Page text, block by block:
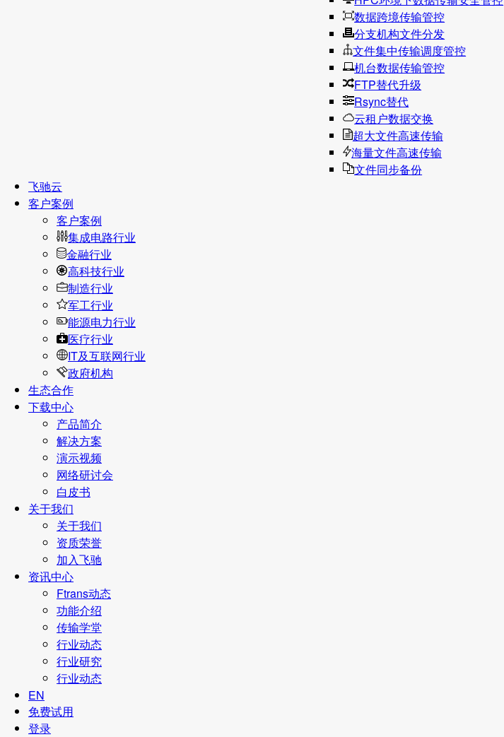
数据跨境传输管控
分支机构文件分发
文件集中传输调度管控
机台数据传输管控
FTP替代升级
Rsync替代
云租户数据交换
超大文件高速传输
海量文件高速传输
文件同步备份
飞驰云
客户案例
客户案例
集成电路行业
金融行业
高科技行业
制造行业
军工行业
能源电力行业
医疗行业
IT及互联网行业
政府机构
生态合作
下载中心
产品简介
解决方案
演示视频
网络研讨会
白皮书
关于我们
关于我们
资质荣誉
加入飞驰
资讯中心
Ftrans动态
功能介绍
传输学堂
行业动态
行业研究
行业动态
EN
免费试用
登录